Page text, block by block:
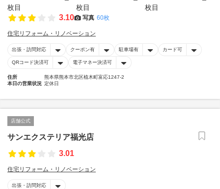
3.10 写真 60枚
住宅リフォーム・リノベーション
出張・訪問対応 クーポン有 駐車場有 カード可
QRコード決済可 電子マネー決済可
住所
熊本県熊本市北区植木町富応1247-2
本日の営業状況 定休日
店舗公式
サンエクステリア福光店
3.01
住宅リフォーム・リノベーション
出張・訪問対応